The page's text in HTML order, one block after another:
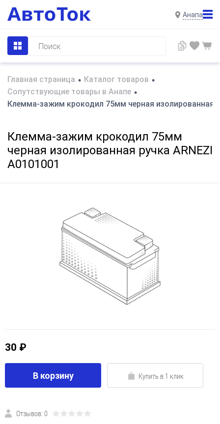
Анапа
Главная страница • Каталог товаров •
Сопутствующие товары в Анапе •
Клемма-зажим крокодил 75мм черная изолированная
Клемма-зажим крокодил 75мм
черная изолированная ручка ARNEZI
A0101001
30 ₽
В корзину Купить в 1 клик
Отзывов: 0